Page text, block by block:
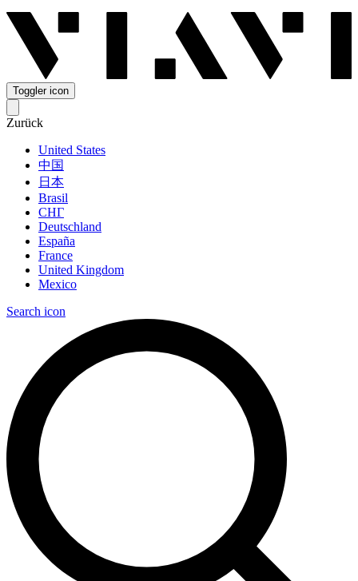
Toggler icon
Zurück
United States
中国
日本
Brasil
СНГ
Deutschland
España
France
United Kingdom
Mexico
Search icon